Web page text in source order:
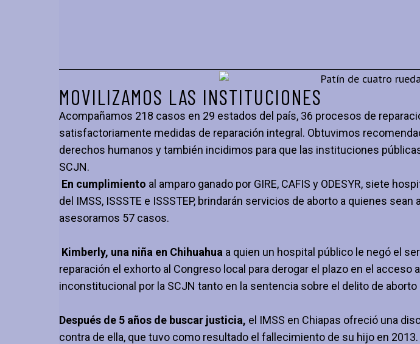
MOVILIZAMOS LAS INSTITUCIONES
Acompañamos 218 casos en 29 estados del país, 36 procesos de
satisfactoriamente medidas de reparación integral. Obtuvimos
derechos humanos y también incidimos para que las instituciones
SCJN.
En cumplimiento al amparo ganado por GIRE, CAFIS y ODESYR, siete
del IMSS, ISSSTE e ISSSTEP, brindarán servicios de aborto a quienes
asesoramos 57 casos.
Kimberly, una niña en Chihuahua a quien un hospital público le negó el
reparación el exhorto al Congreso local para derogar el plazo en el
inconstitucional por la SCJN tanto en la sentencia sobre el delito de aborto
Después de 5 años de buscar justicia, el IMSS en Chiapas ofreció una
contra de ella, que tuvo como resultado el fallecimiento de su hijo en